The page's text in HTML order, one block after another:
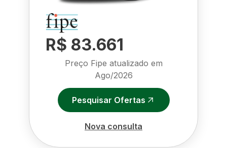
R$ 83.661
Preço Fipe atualizado em
Ago/2026
Pesquisar Ofertas
Nova consulta